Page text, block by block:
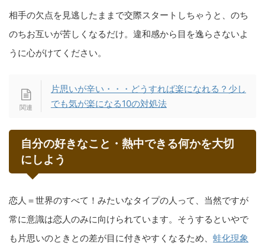
相手の欠点を見逃したままで交際スタートしちゃうと、のち
のちお互いが苦しくなるだけ。違和感から目を逸らさないよ
うに心がけてください。
片思いが辛い・・・どうすれば楽になれる？少し
でも気が楽になる10の対処法
自分の好きなこと・熱中できる何かを大切
にしよう
恋人＝世界のすべて！みたいなタイプの人って、当然ですが
常に意識は恋人のみに向けられています。そうするといやで
も片思いのときとの差が目に付きやすくなるため、 蛙化現象